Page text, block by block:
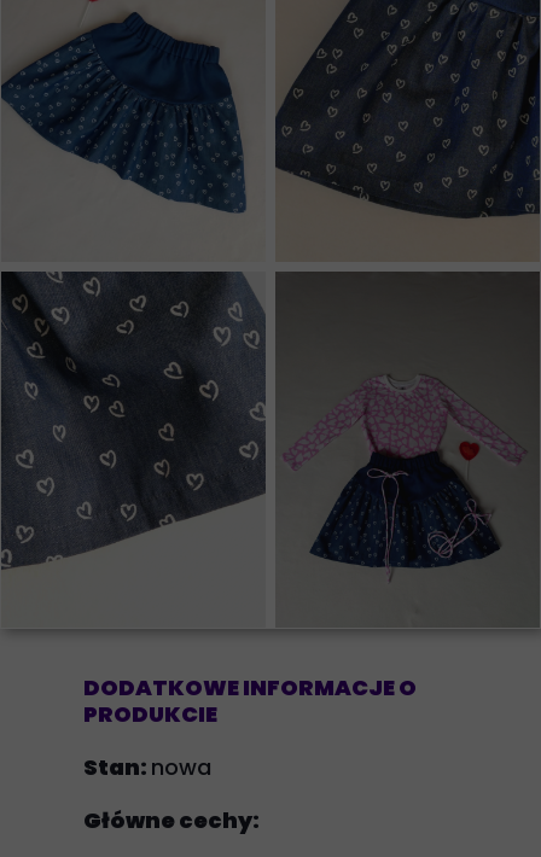
DODATKOWE INFORMACJE O
PRODUKCIE
Stan: nowa
Główne cechy: